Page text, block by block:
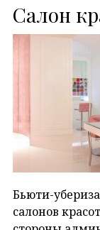
Салон
Бьюти-
салонов